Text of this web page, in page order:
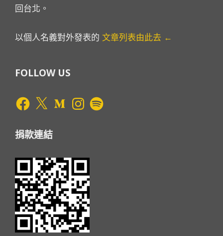
回台北。
以個人名義對外發表的 文章列表由此去 ←
FOLLOW US
Facebook
X MediumInstagram
Spotify
捐款連結